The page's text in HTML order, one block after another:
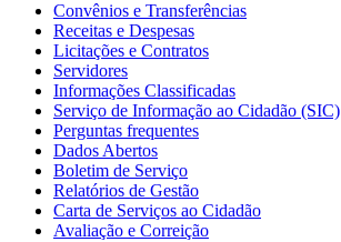
Convênios e Transferências
Receitas e Despesas
Licitações e Contratos
Servidores
Informações Classificadas
Serviço de Informação ao Cidadão (SIC)
Perguntas frequentes
Dados Abertos
Boletim de Serviço
Relatórios de Gestão
Carta de Serviços ao Cidadão
Avaliação e Correição